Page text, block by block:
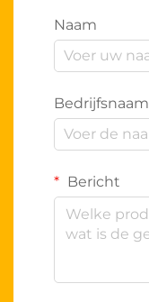
Naam
Bedrijfsnaam
Bericht